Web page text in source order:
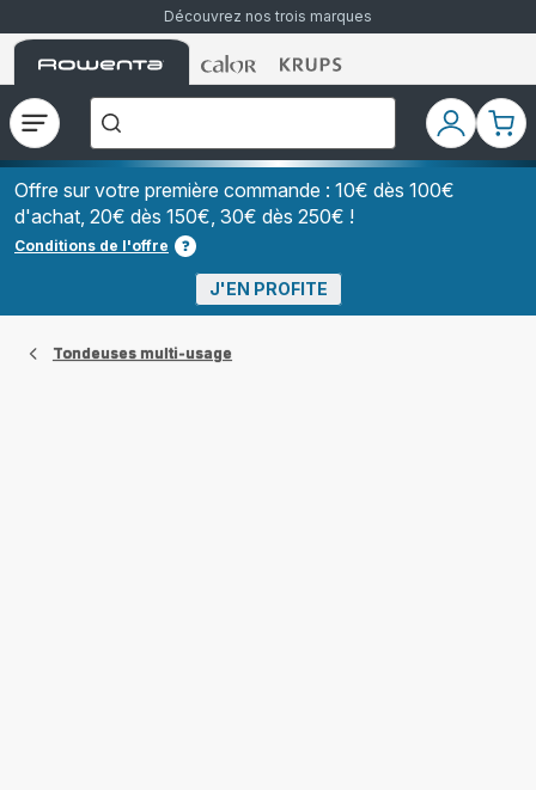
Découvrez nos trois marques
Accueil
Rowenta
Accueil
Rowenta
Accueil
Rowenta
Ouvrir
le
menu
recherchez-
vous
?","Aspirateurs
à
Grains","Centrales
Vapeurs","Sèche
Cheveux"]
Mon
compte
Mon
Offre sur votre première commande : 10€ dès 100€
d'achat, 20€ dès 150€, 30€ dès 250€ !
Conditions de l'offre
J'EN PROFITE
Tondeuses multi-usage